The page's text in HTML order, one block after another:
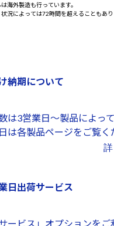
海外製造も行っています。
況によっては72時間を超えることもあり
納期について
は3営業日～製品によっ
は各製品ページをご覧く
日出荷サービス
ービス」オプションをご